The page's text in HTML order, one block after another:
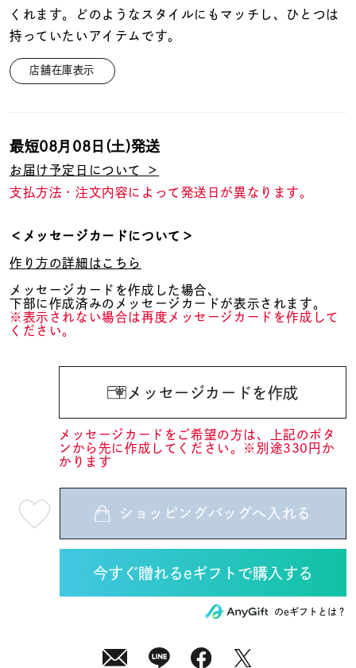
コレクション
レディース
メンズ
リングサイズ
価格 ¥0
在庫 在庫ありのみ すべて表示
くれます。どのようなスタイルにもマッチし、ひとつは
持っていたいアイテムです。
店舗在庫表示
最短08月08日(土)発送
お届け予定日について ＞
支払方法・注文内容によって発送日が異なります。
＜メッセージカードについて＞
作り方の詳細はこちら
メッセージカードを作成した場合、
下部に作成済みのメッセージカードが表示されます。
※表示されない場合は再度メッセージカードを作成して
ください。
メッセージカードを作成
メッセージカードをご希望の方は、上記のボタ
ンから先に作成してください。※別途330円か
かります
08
月
in)
ショッピングバッグへ入れる
のeギフトとは？